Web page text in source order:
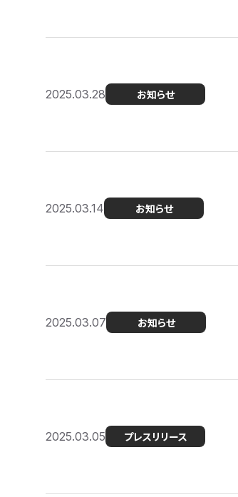
2025.03.28 お知らせ
2025.03.14 お知らせ
2025.03.07 お知らせ
2025.03.05 プレスリリース